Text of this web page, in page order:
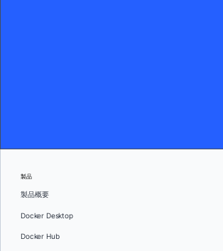
製品
製品概要
Docker Desktop
Docker Hub